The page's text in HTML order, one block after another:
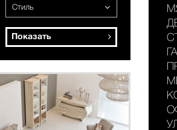
Стиль
Показать